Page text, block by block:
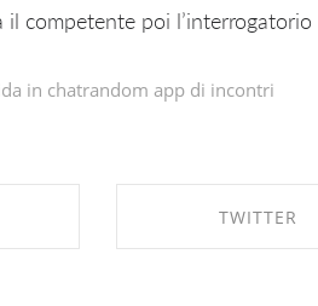
competente poi l’interrogatorio
in chatrandom app di incontri
TWITTER